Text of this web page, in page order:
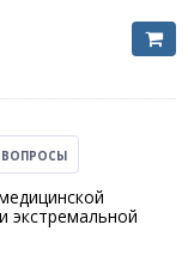
экстремальной